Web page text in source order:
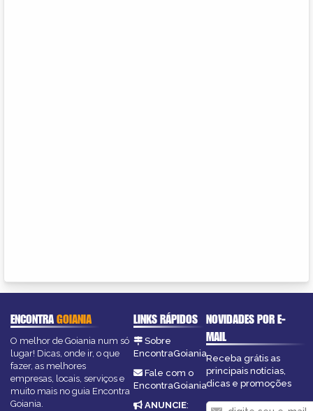
ENCONTRAGOIANIA
O melhor de Goiania num só
lugar! Dicas, onde ir, o que
fazer, as melhores
empresas, locais, serviços e
muito mais no guia Encontra
Goiania.
LINKS RÁPIDOS
Sobre
EncontraGoiania
Fale com o
EncontraGoiania
ANUNCIE:
NOVIDADES POR E-
MAIL
Receba grátis as
principais notícias,
dicas e promoções